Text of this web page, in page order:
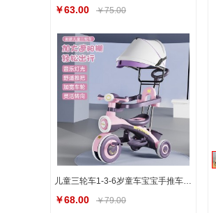
￥63.00 ￥75.00
儿童三轮车1-3-6岁童车宝宝手推车小孩玩具自行车童车可坐脚踏车
￥68.00 ￥79.00